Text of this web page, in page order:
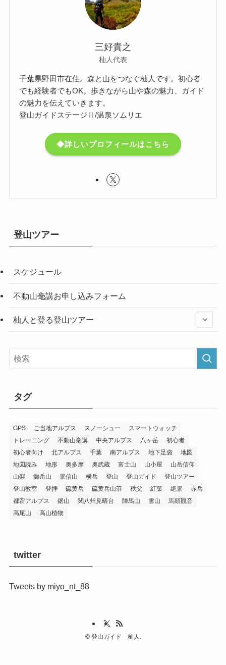
三好貴之
杣人代表
千葉県野田市在住。森と山をつなぐ杣人です。初心者
でも経験者でもOK。歩きながら山や森の魅力、ガイド
の魅力を伝えていきます。
登山ガイドステージⅡ/温泉ソムリエ
◆詳しいプロフィールはこちら
登山ツアー
スケジュール
不動山毫講お申し込みフォーム
杣人と登る登山ツアー
タグ
GPS ご当地アルプス スノーシュー
スマートウォッチ
トレーニング
不動山毫講 中央アルプス 八ヶ岳
初心者
初心者向け
北アルプス 千葉 南アルプス 地下足袋
地図
地図読み
地形 奥多摩 奥武蔵 富士山 山小屋
山岳信仰
山梨
御岳山 景信山 横岳 登山 登山ガイド
登山ツアー
登山教室
登拝 硫黄岳 硫黄岳山荘 秩父 紅葉 絶景
赤岳
都留アルプス
鋸山 関八州見晴台 陣馬山 雪山
馬頭観音
高尾山
高山植物
twitter
Tweets by miyo_nt_88
©登山ガイド 杣人.